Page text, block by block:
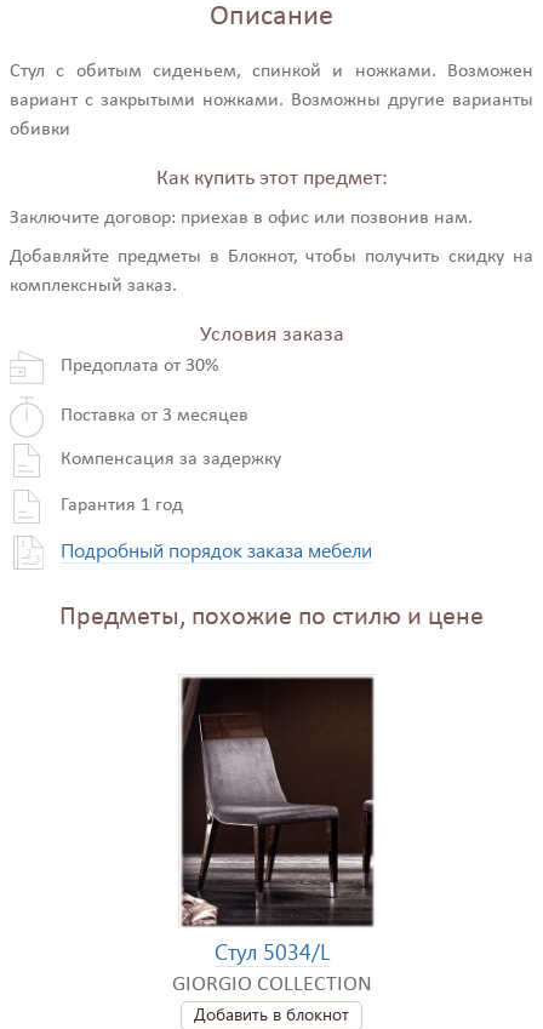
Описание
Стул с обитым сиденьем, спинкой и ножками. Возможен
вариант с закрытыми ножками. Возможны другие варианты
обивки
Как купить этот предмет:
Заключите договор: приехав в офис или позвонив нам.
Добавляйте предметы в Блокнот, чтобы получить скидку на
комплексный заказ.
Условия заказа
Предоплата от 30%
Поставка от 3 месяцев
Компенсация за задержку
Гарантия 1 год
Подробный порядок заказа мебели
Предметы, похожие по стилю и цене
Стул 5034/L
GIORGIO COLLECTION
Добавить в блокнот